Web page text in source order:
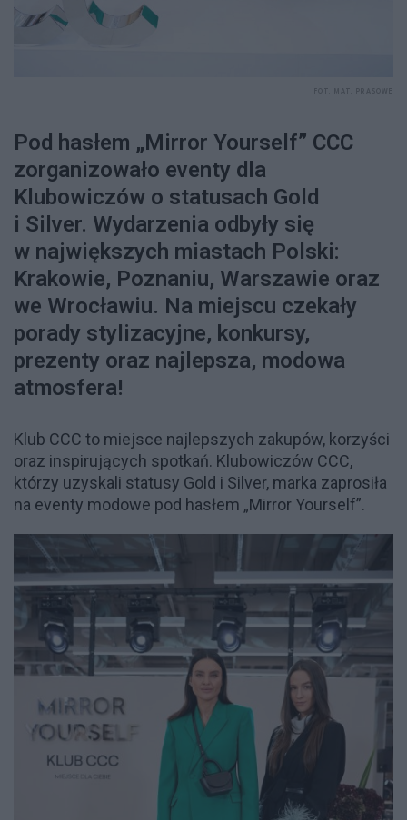
Pod hasłem „Mirror Yourself” CCC
zorganizowało eventy dla
Klubowiczów o statusach Gold
i Silver. Wydarzenia odbyły się
w największych miastach Polski:
Krakowie, Poznaniu, Warszawie oraz
we Wrocławiu. Na miejscu czekały
porady stylizacyjne, konkursy,
prezenty oraz najlepsza, modowa
atmosfera!
Klub CCC to miejsce najlepszych zakupów, korzyści
oraz inspirujących spotkań. Klubowiczów CCC,
którzy uzyskali statusy Gold i Silver, marka zaprosiła
na eventy modowe pod hasłem „Mirror Yourself”.